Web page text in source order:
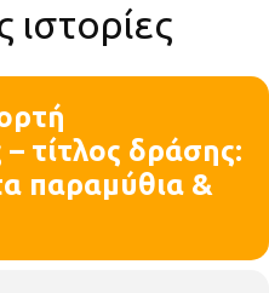
ιστορίες
τίτλος δράσης:
παραμύθια &